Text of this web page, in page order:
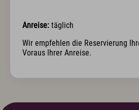
Wellness & Spa
Philosophie
Übersichtsplan & Öffnungszeiten
Anreise: täglich
Wir empfehlen die Reservierung
Voraus Ihrer Anreise.